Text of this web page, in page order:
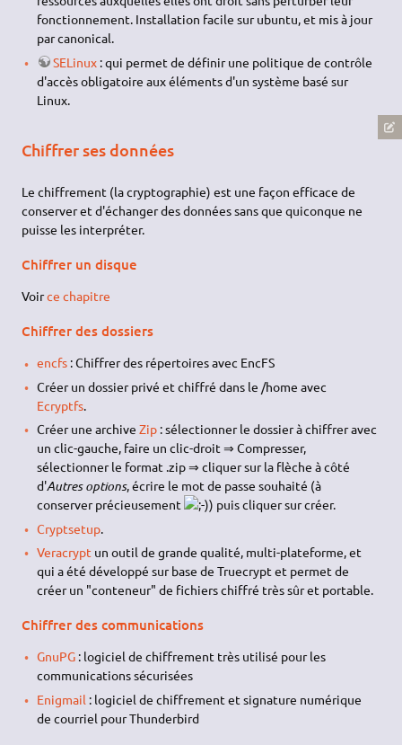
fonctionnement. Installation facile sur ubuntu, et mis à jour
par canonical.
SELinux: qui permet de définir une politique de contrôle
d'accès obligatoire aux éléments d'un système basé sur
Linux.
Chiffrer ses données
Le chiffrement (la cryptographie) est une façon efficace de
conserver et d'échanger des données sans que quiconque ne
puisse les interpréter.
Chiffrer un disque
Voirce chapitre
Chiffrer des dossiers
encfs: Chiffrer des répertoires avec EncFS
Créer un dossier privé et chiffré dans le /home avec
Ecryptfs.
Créer une archive Zip: sélectionner le dossier à chiffrer avec
un clic-gauche, faire un clic-droit ⇒ Compresser,
sélectionner le format .zip ⇒ cliquer sur la flèche à côté
d'Autres options, écrire le mot de passe souhaité (à
conserver précieusement
) puis cliquer sur créer.
Cryptsetup.
Veracrypt un outil de grande qualité, multi-plateforme, et
qui a été développé sur base de Truecrypt et permet de
créer un "conteneur" de fichiers chiffré très sûr et portable.
Chiffrer des communications
GnuPG: logiciel de chiffrement très utilisé pour les
communications sécurisées
Enigmail : logiciel de chiffrement et signature numérique
de courriel pour Thunderbird